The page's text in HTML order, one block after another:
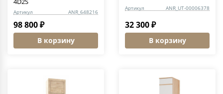
Артикул ANR_648216
98 800 ₽
В корзину
Артикул ANR_UT-00006378
32 300 ₽
В корзину